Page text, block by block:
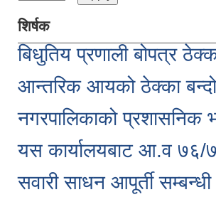
शिर्षक
बिधुतिय प्रणाली बोपत्र
आन्तरिक आयको ठेक्का
नगरपालिकाको प्रशासनिक
यस कार्यालयबाट आ.व ७६/
सवारी साधन आपूर्ती